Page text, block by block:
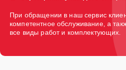
При обращении в наш сервис
компетентное обслуживание, а
все виды работ и комплектующих.